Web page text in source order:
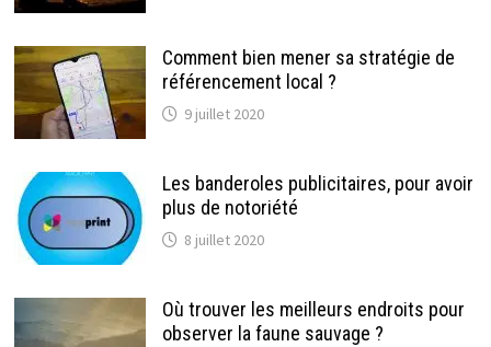
Comment bien mener sa stratégie de
référencement local ?
9 juillet 2020
Les banderoles publicitaires, pour avoir
plus de notoriété
8 juillet 2020
Où trouver les meilleurs endroits pour
observer la faune sauvage ?